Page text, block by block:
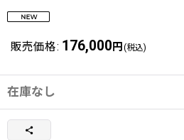
販売価格: 176,000 円 (税込)
在庫なし